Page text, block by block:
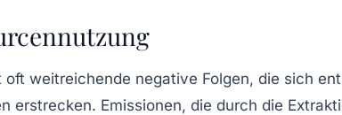
oft weitreichende negative Folgen, die sich
erstrecken. Emissionen, die durch die